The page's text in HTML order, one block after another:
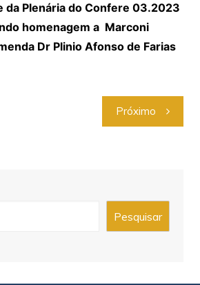
da Plenária do Confere 03.2023
homenagem a Marconi
Dr Plinio Afonso de Farias
Próximo
Pesquisar